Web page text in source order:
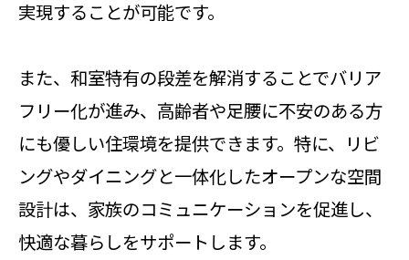
実現することが可能です。
また、和室特有の段差を解消することでバリア
フリー化が進み、高齢者や足腰に不安のある方
にも優しい住環境を提供できます。特に、リビ
ングやダイニングと一体化したオープンな空間
設計は、家族のコミュニケーションを促進し、
快適な暮らしをサポートします。